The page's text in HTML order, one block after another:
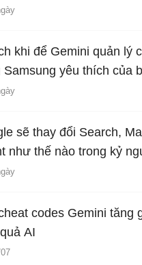
không?
khi để Gemini quản lý
Samsung yêu thích của
sẽ thay đổi Search,
như thế nào trong kỷ
codes Gemini tăng
AI